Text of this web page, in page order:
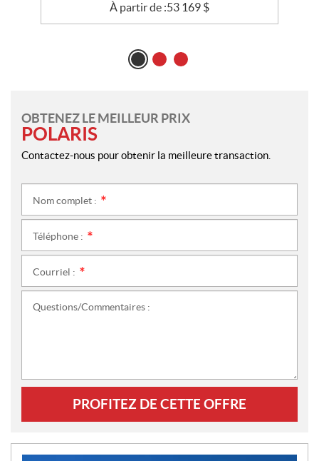
À partir de :53 169 $
OBTENEZ LE MEILLEUR PRIX
POLARIS
Contactez-nous pour obtenir la meilleure transaction.
Nom complet :
Téléphone :
Courriel :
Questions/Commentaires :
PROFITEZ DE CETTE OFFRE